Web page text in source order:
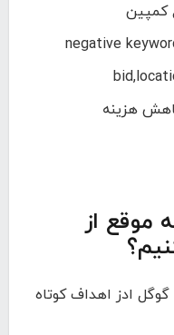
کمپین
هزینه
موقع از
ادز اهداف کوتاه